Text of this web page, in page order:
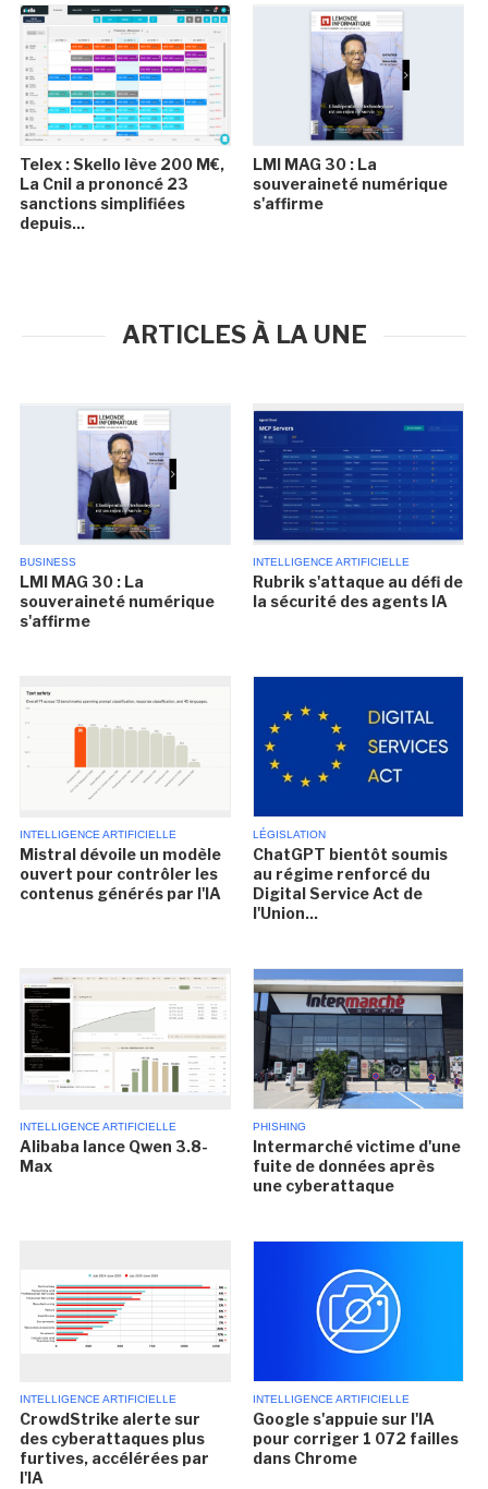
Telex : Skello lève 200 M€,
La Cnil a prononcé 23
sanctions simplifiées
depuis...
LMI MAG 30 : La
souveraineté numérique
s'affirme
ARTICLES À LA UNE
BUSINESS
LMI MAG 30 : La
souveraineté numérique
s'affirme
INTELLIGENCE ARTIFICIELLE
Rubrik s'attaque au défi de
la sécurité des agents IA
INTELLIGENCE ARTIFICIELLE
Mistral dévoile un modèle
ouvert pour contrôler les
contenus générés par l'IA
LÉGISLATION
ChatGPT bientôt soumis
au régime renforcé du
Digital Service Act de
l'Union...
INTELLIGENCE ARTIFICIELLE
Alibaba lance Qwen 3.8-
Max
PHISHING
Intermarché victime d'une
fuite de données après
une cyberattaque
INTELLIGENCE ARTIFICIELLE
CrowdStrike alerte sur
des cyberattaques plus
furtives, accélérées par
l'IA
INTELLIGENCE ARTIFICIELLE
Google s'appuie sur l'IA
pour corriger 1 072 failles
dans Chrome